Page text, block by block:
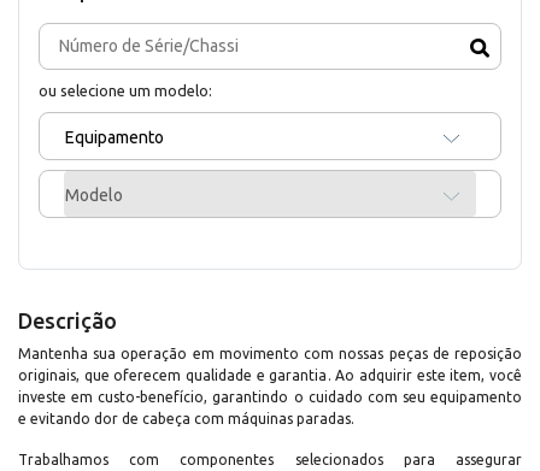
ou selecione um modelo:
Equipamento
Modelo
Descrição
Mantenha sua operação em movimento com nossas peças de reposição
originais, que oferecem qualidade e garantia. Ao adquirir este item, você
investe em custo-benefício, garantindo o cuidado com seu equipamento
e evitando dor de cabeça com máquinas paradas.
Trabalhamos com componentes selecionados para assegurar